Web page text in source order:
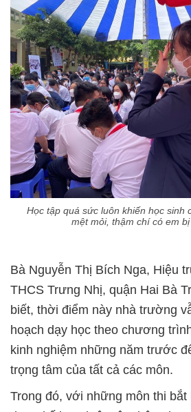
Học tập quá sức luôn khiến học sinh
mệt mỏi, thậm chí có em
Bà Nguyễn Thị Bích Nga, Hiệu
THCS Trưng Nhị, quận Hai Bà
biết, thời điểm này nhà trường
hoạch dạy học theo chương
kinh nghiệm những năm trước
trọng tâm của tất cả các môn.
Trong đó, với những môn thi bắt